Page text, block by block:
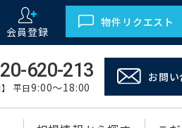
会員登録
物件リクエスト
620-213
】 平日9:00～18:00
お問